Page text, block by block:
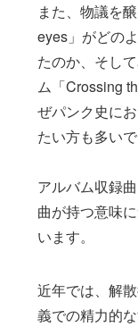
また、物議を
eyes」がどの
たのか、そし
ム「Crossing
ぜパンク史に
たい方も多いで
アルバム収録
曲が持つ意味
います。
近年では、解
義での精力的